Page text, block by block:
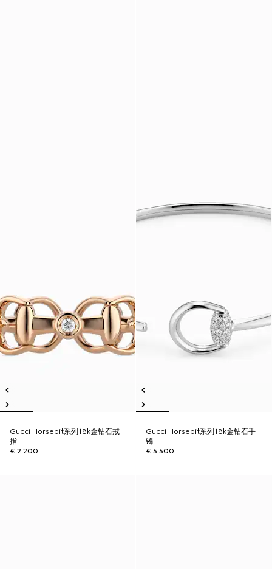
Gucci Horsebit系列18k金钻石戒
指
€ 2.200
Gucci Horsebit系列18k金钻石手
镯
€ 5.500